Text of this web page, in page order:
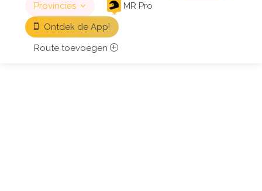
Provincies
MR Pro
Ontdek de App!
Route toevoegen